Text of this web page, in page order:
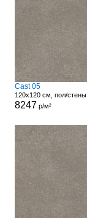
Cast 05
120x120 см, пол/стены
8247 р/м²